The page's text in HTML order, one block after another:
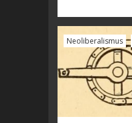
Neoliberalismus